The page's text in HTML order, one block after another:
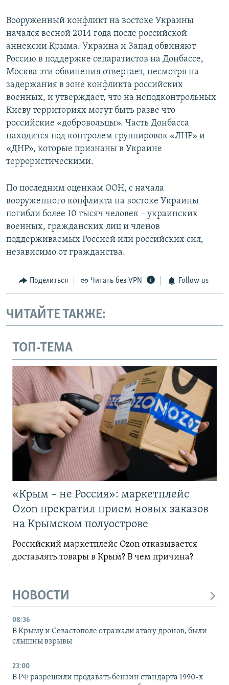
Вооруженный конфликт на востоке Украины
начался весной 2014 года после российской
аннексии Крыма. Украина и Запад обвиняют
Россию в поддержке сепаратистов на Донбассе,
Москва эти обвинения отвергает, несмотря на
задержания в зоне конфликта российских
военных, и утверждает, что на неподконтрольных
Киеву территориях могут быть разве что
российские «добровольцы». Часть Донбасса
находится под контролем группировок «ЛНР» и
«ДНР», которые признаны в Украине
террористическими.
По последним оценкам ООН, с начала
вооруженного конфликта на востоке Украины
погибли более 10 тысяч человек – украинских
военных, гражданских лиц и членов
поддерживаемых Россией или российских сил,
независимо от гражданства.
Поделиться Читать без VPN Follow us
ЧИТАЙТЕ ТАКЖЕ:
ТОП-ТЕМА
«Крым – не Россия»: маркетплейс
Ozon прекратил прием новых заказов
на Крымском полуострове
Российский маркетплейс Ozon отказывается
доставлять товары в Крым? В чем причина?
НОВОСТИ
08:36
В Крыму и Севастополе отражали атаку дронов, были
слышны взрывы
23:00
В РФ разрешили продавать бензин стандарта 1990-х